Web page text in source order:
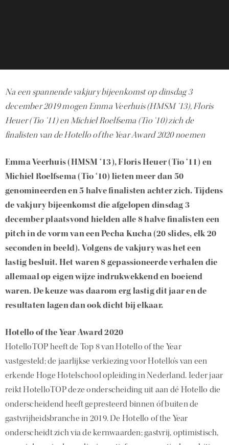
Na een spannende vakjury bijeenkomst op dinsdag 3
december 2019 mogen Emma Veerhuis (HMSM ‘13), Floris
Heuer (Tio ‘11) en Michiel Roelfsema (Tio ‘10) zich de
finalisten van de Hotello of the Year Award 2020 noemen
Emma Veerhuis (HMSM ‘13), Floris Heuer (Tio ‘11) en
Michiel Roelfsema (Tio ‘10) lieten meer dan 50
genomineerden en 5 halve finalisten achter zich. Tijdens
de vakjury bijeenkomst die afgelopen dinsdag 3
december plaatsvond hielden alle 8 halve finalisten een
pitch in de vorm van een Pecha Kucha (20 slides, elk 20
seconden in beeld). Volgens de vakjury was het een
lastig besluit. Het waren 8 gepassioneerde verhalen die
allemaal op eigen wijze indrukwekkend en boeiend
waren. De keuze was daarom erg lastig dit jaar en de
resultaten lagen dan ook dicht bij elkaar.
Hotello of the Year Award 2020
HotelloTOP heeft de Top 8 van Hotello of the Year
vastgesteld; de jaarlijkse verkiezing voor Hotello’s van een
erkende Hoge Hotelschool opleiding in Nederland. Ieder jaar
reikt HotelloTOP deze onderscheiding uit aan dé Hotello die
onderscheidend heeft gepresteerd binnen óf buiten de
gastvrijheidsbranche in 2019. De Hotello of the Year
onderscheidt zich via de kernwaarden; gastvrij, optimistisch,